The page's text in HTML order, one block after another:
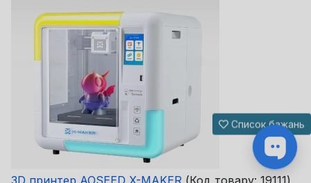
3D принтер AOSEED X-MAKER (Код товару: 19111)
Список бажань